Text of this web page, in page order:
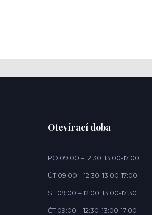
Otevírací doba
PO 09:00 – 12:30 13:00-17:00
ÚT 09:00 – 12:30 13:00-17:00
ST 09:00 – 12:00 13:00-17:30
ČT 09:00 – 12:30 13:00-17:00